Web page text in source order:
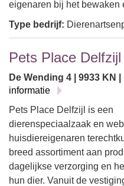
eigenaren bij het
Type bedrijf:
Pets Place Delfzijl
De Wending 4 | 9933 KN |
informatie
Pets Place Delfzijl is een
dierenspeciaalzaak en
huisdiereigenaren
breed assortiment aan
dagelijkse verzorging en
hun dier. Vanuit de